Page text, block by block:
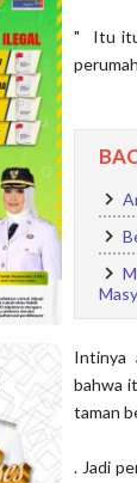
" Itu itu
Intinya
bahwa
taman
. Jadi